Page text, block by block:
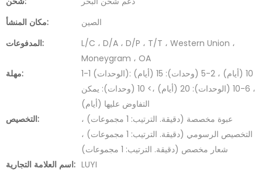
مكان المنشأ:
الصين
المدفوعات:
L/C ، D/A ، D/P ، T/T ، Western Union ،
Moneygram ، OA
مهلة:
1-1 (الوحدات): 10 (أيام) ، 2-5 (وحدات): 15 (أيام)
، 6-10 (الوحدات): 20 (أيام) ،> 10 (وحدات): يمكن
التفاوض عليها (أيام)
التخصيص:
عبوة مخصصة (دقيقة. الترتيب: 1 مجموعات) ،
التخصيص الرسومي (دقيقة. الترتيب: 1 مجموعات) ،
شعار مخصص (دقيقة. الترتيب: 1 مجموعات)
اسم العلامة التجارية: LUYI